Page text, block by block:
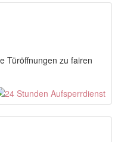
Türöffnungen zu fairen